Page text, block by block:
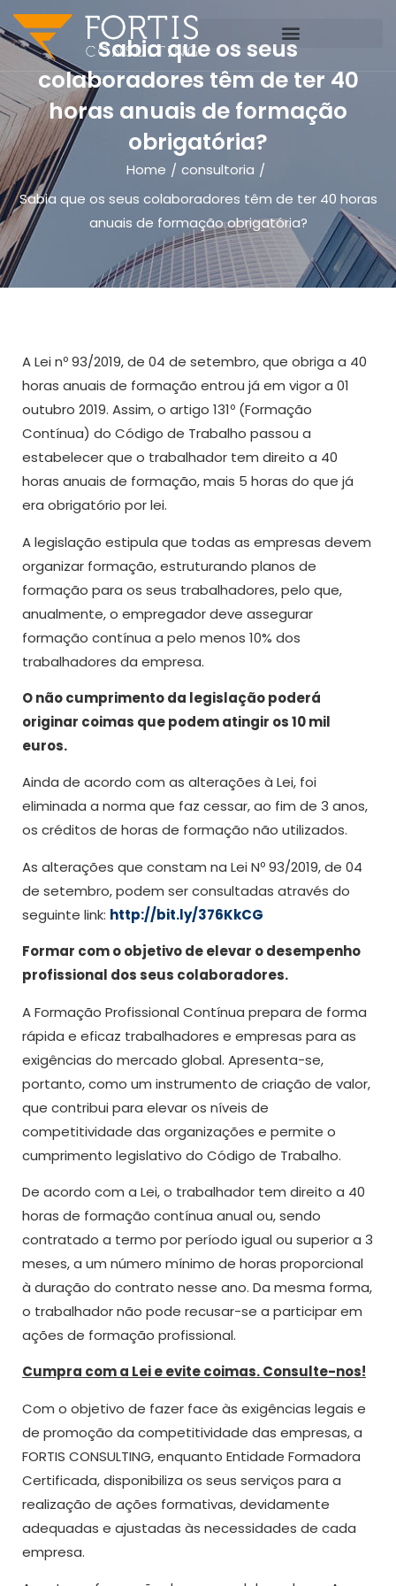
Sabia que os seus
colaboradores têm de ter 40
horas anuais de formação
obrigatória?
Home / consultoria /
Sabia que os seus colaboradores têm de ter 40 horas
anuais de formação obrigatória?
A Lei nº 93/2019, de 04 de setembro, que obriga a 40
horas anuais de formação entrou já em vigor a 01
outubro 2019. Assim, o artigo 131º (Formação
Contínua) do Código de Trabalho passou a
estabelecer que o trabalhador tem direito a 40
horas anuais de formação, mais 5 horas do que já
era obrigatório por lei.
A legislação estipula que todas as empresas devem
organizar formação, estruturando planos de
formação para os seus trabalhadores, pelo que,
anualmente, o empregador deve assegurar
formação contínua a pelo menos 10% dos
trabalhadores da empresa.
O não cumprimento da legislação poderá
originar coimas que podem atingir os 10 mil
euros.
Ainda de acordo com as alterações à Lei, foi
eliminada a norma que faz cessar, ao fim de 3 anos,
os créditos de horas de formação não utilizados.
As alterações que constam na Lei Nº 93/2019, de 04
de setembro, podem ser consultadas através do
seguinte link: http://bit.ly/376KkCG
Formar com o objetivo de elevar o desempenho
profissional dos seus colaboradores.
A Formação Profissional Contínua prepara de forma
rápida e eficaz trabalhadores e empresas para as
exigências do mercado global. Apresenta-se,
portanto, como um instrumento de criação de valor,
que contribui para elevar os níveis de
competitividade das organizações e permite o
cumprimento legislativo do Código de Trabalho.
De acordo com a Lei, o trabalhador tem direito a 40
horas de formação contínua anual ou, sendo
contratado a termo por período igual ou superior a 3
meses, a um número mínimo de horas proporcional
à duração do contrato nesse ano. Da mesma forma,
o trabalhador não pode recusar-se a participar em
ações de formação profissional.
Cumpra com a Lei e evite coimas. Consulte-nos!
Com o objetivo de fazer face às exigências legais e
de promoção da competitividade das empresas, a
FORTIS CONSULTING, enquanto Entidade Formadora
Certificada, disponibiliza os seus serviços para a
realização de ações formativas, devidamente
adequadas e ajustadas às necessidades de cada
empresa.